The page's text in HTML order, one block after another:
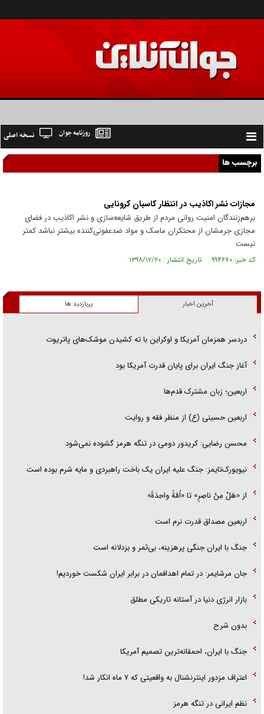
Toggle
navigation
نسخه اصلی روزنامه جوان
برچسب ها
مجازات نشر اکاذیب در انتظار کاسبان کرونایی
برهم‌زنندگان امنیت روانی مردم از طریق شایعه‌سازی و نشر اکاذیب در فضای
مجازی جرمشان از محتکران ماسک و مواد ضدعفونی‌کننده بیشتر نباشد کمتر
نیست
کد خبر: ۹۹۴۶۷۰ تاریخ انتشار : ۱۳۹۸/۱۲/۲۰
آخرین اخبار پربازدید ها
دردسر همزمان آمریکا و اوکراین با ته کشیدن موشک‌های پاتریوت
آغاز جنگ ایران برای پایان قدرت آمریکا بود
اربعین؛ زبان مشترک قدم‌ها
اربعین حسینی (ع) از منظر فقه و روایت
محسن رضایی: کریدور دومی در تنگه هرمز گشوده نمی‌شود
نیویورک‌تایمز: جنگ علیه ایران یک باخت راهبردی و مایه شرم بوده است
از «هَلْ مِنْ ناصِرٍ» تا «اُمَّةً واحِدَةً»
اربعین مصداق قدرت نرم است
جنگ با ایران جنگی پرهزینه، بی‌ثمر و بزدلانه است
جان مرشایمر: در تمام اهدافمان در برابر ایران شکست خوردیم!
بازار انرژی دنیا در آستانه تاریکی مطلق
بدون شرح
جنگ با ایران، احمقانه‌ترین تصمیم آمریکا
اعتراف مزدور اینترنشنال به واقعیتی که ۷ ماه انکار شد!
نظم ایرانی در تنگه هرمز